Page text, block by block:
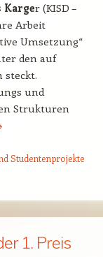
Karger (KISD –
Arbeit
Umsetzung“
den auf
steckt.
und
Strukturen
Studentenprojekte
1. Preis